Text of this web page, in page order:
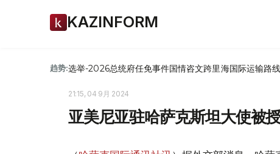
KAZINFORM
趋势:选举-2026总统府任免事件国情咨文跨里海国际运输路
21:15, 04 9月 2024
亚美尼亚驻哈萨克斯坦大使被